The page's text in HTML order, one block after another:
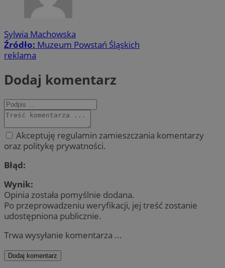
Sylwia Machowska
Źródło: Muzeum Powstań Śląskich
reklama
Dodaj komentarz
Akceptuję regulamin zamieszczania komentarzy
oraz politykę prywatności.
Błąd:
Wynik:
Opinia została pomyślnie dodana.
Po przeprowadzeniu weryfikacji, jej treść zostanie
udostępniona publicznie.
Trwa wysyłanie komentarza ...
Dodaj komentarz